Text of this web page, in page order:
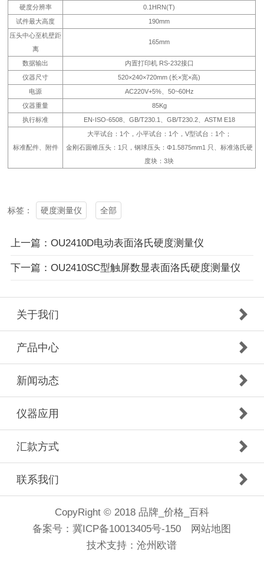
硬度分辨率
0.1HRN(T)
试件最大高度
190mm
压头中心至机壁距
离
165mm
数据输出
内置打印机 RS-232接口
仪器尺寸
520×240×720mm (长×宽×高)
电源
AC220V+5%、50~60Hz
仪器重量
85Kg
执行标准
EN-ISO-6508、GB/T230.1、GB/T230.2、ASTM E18
标准配件、附件
大平试台：1个，小平试台：1个，V型试台：1个；
金刚石圆锥压头：1只，钢球压头：Φ1.5875mm1 只、标准洛氏硬
度块：3块
标签： 硬度测量仪 全部
上一篇：OU2410D电动表面洛氏硬度测量仪
下一篇：OU2410SC型触屏数显表面洛氏硬度测量仪
关于我们
产品中心
新闻动态
仪器应用
汇款方式
联系我们
CopyRight © 2018 品牌_价格_百科
备案号：冀ICP备10013405号-150
网站地图
技术支持：沧州欧谱